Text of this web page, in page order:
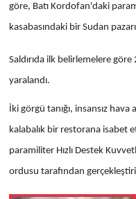
göre, Batı Kordofan'daki
kasabasındaki bir Sudan
Saldırıda ilk belirlemelere
yaralandı.
İki görgü tanığı, insansız hava
kalabalık bir restorana isabet
paramiliter Hızlı Destek
ordusu tarafından